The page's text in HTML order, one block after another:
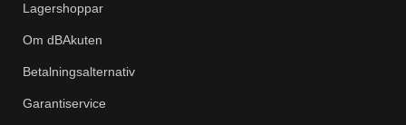
Lagershoppar
Om dBAkuten
Betalningsalternativ
Garantiservice